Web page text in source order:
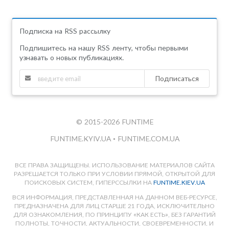
Подписка на RSS рассылку
Подпишитесь на нашу RSS ленту, чтобы первыми
узнавать о новых публикациях.
Подписаться
© 2015-2026 FUNTIME
FUNTIME.KYIV.UA • FUNTIME.COM.UA
ВСЕ ПРАВА ЗАЩИЩЕНЫ. ИСПОЛЬЗОВАНИЕ МАТЕРИАЛОВ САЙТА
РАЗРЕШАЕТСЯ ТОЛЬКО ПРИ УСЛОВИИ ПРЯМОЙ, ОТКРЫТОЙ ДЛЯ
ПОИСКОВЫХ СИСТЕМ, ГИПЕРССЫЛКИ НА FUNTIME.KIEV.UA
ВСЯ ИНФОРМАЦИЯ, ПРЕДСТАВЛЕННАЯ НА ДАННОМ ВЕБ-РЕСУРСЕ,
ПРЕДНАЗНАЧЕНА ДЛЯ ЛИЦ СТАРШЕ 21 ГОДА, ИСКЛЮЧИТЕЛЬНО
ДЛЯ ОЗНАКОМЛЕНИЯ, ПО ПРИНЦИПУ «КАК ЕСТЬ», БЕЗ ГАРАНТИЙ
ПОЛНОТЫ, ТОЧНОСТИ, АКТУАЛЬНОСТИ, СВОЕВРЕМЕННОСТИ, И